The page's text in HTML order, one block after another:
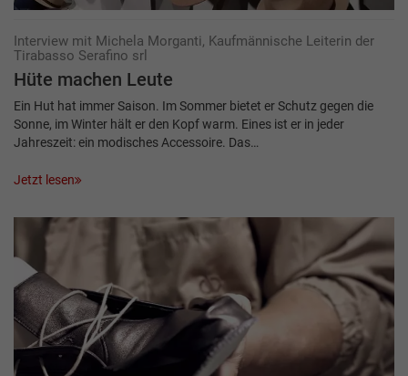
Interview mit Michela Morganti, Kaufmännische Leiterin der
Tirabasso Serafino srl
Hüte machen Leute
Ein Hut hat immer Saison. Im Sommer bietet er Schutz gegen die
Sonne, im Winter hält er den Kopf warm. Eines ist er in jeder
Jahreszeit: ein modisches Accessoire. Das…
Jetzt lesen